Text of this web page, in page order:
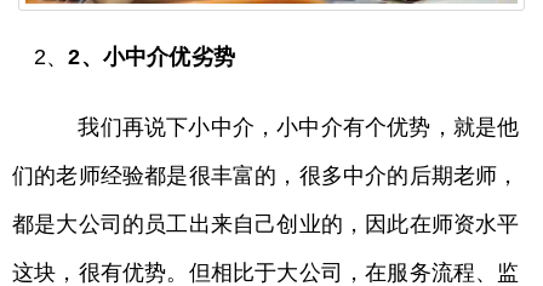
2、2、小中介优劣势
我们再说下小中介，小中介有个优势，就是他
们的老师经验都是很丰富的，很多中介的后期老师，
都是大公司的员工出来自己创业的，因此在师资水平
这块，很有优势。但相比于大公司，在服务流程、监